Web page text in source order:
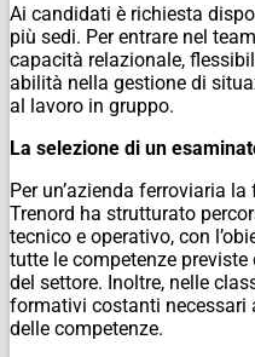
Ai candidati è richiesta
più sedi. Per entrare nel
capacità relazionale,
abilità nella gestione di
al lavoro in gruppo.
La selezione di un
Per un’azienda ferroviaria
Trenord ha strutturato
tecnico e operativo, con
tutte le competenze
del settore. Inoltre, nelle
formativi costanti necessari
delle competenze.